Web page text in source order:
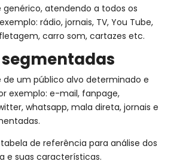
atendendo a todos os
rádio, jornais, TV, You Tube,
carro som, cartazes etc.
de um público alvo determinado e
exemplo: e-mail, fanpage,
whatsapp, mala direta, jornais e
de referência para análise dos
e suas características.